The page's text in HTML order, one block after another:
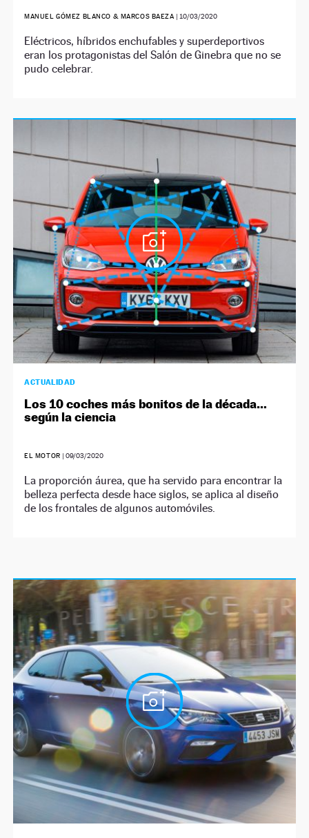
MANUEL GÓMEZ BLANCO & MARCOS BAEZA | 10/03/2020
Eléctricos, híbridos enchufables y superdeportivos
eran los protagonistas del Salón de Ginebra que no se
pudo celebrar.
ACTUALIDAD
Los 10 coches más bonitos de la década…
según la ciencia
EL MOTOR | 09/03/2020
La proporción áurea, que ha servido para encontrar la
belleza perfecta desde hace siglos, se aplica al diseño
de los frontales de algunos automóviles.